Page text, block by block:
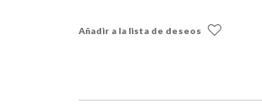
Añadir a la lista de deseos